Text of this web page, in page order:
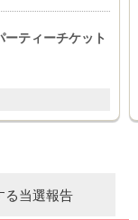
ティーチケット
る当選報告